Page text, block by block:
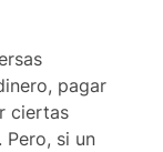
pagar
ciertas
Pero, si un